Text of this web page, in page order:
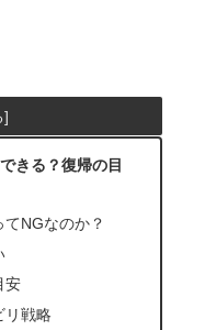
きる？復帰の目
NGなのか？
安
リ戦略